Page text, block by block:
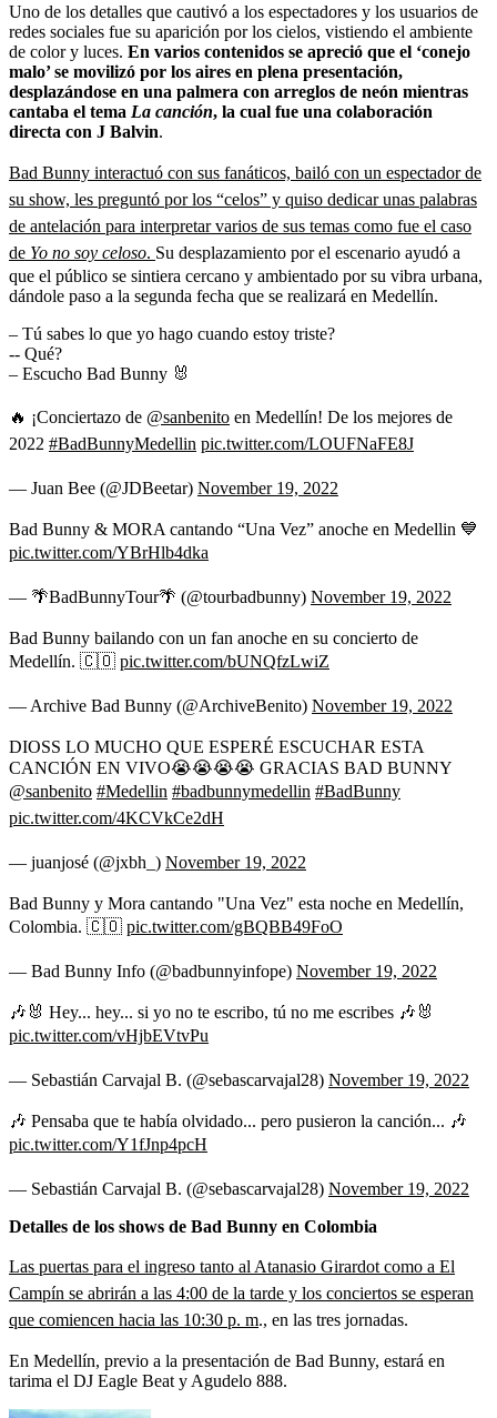
Uno de los detalles que cautivó a los espectadores y los usuarios de
redes sociales fue su aparición por los cielos, vistiendo el ambiente
de color y luces. En varios contenidos se apreció que el ‘conejo
malo’ se movilizó por los aires en plena presentación,
desplazándose en una palmera con arreglos de neón mientras
cantaba el tema La canción, la cual fue una colaboración
directa con J Balvin.
Bad Bunny interactuó con sus fanáticos, bailó con un espectador de
su show, les preguntó por los “celos” y quiso dedicar unas palabras
de antelación para interpretar varios de sus temas como fue el caso
de Yo no soy celoso. Su desplazamiento por el escenario ayudó a
que el público se sintiera cercano y ambientado por su vibra urbana,
dándole paso a la segunda fecha que se realizará en Medellín.
– Tú sabes lo que yo hago cuando estoy triste?
-- Qué?
– Escucho Bad Bunny 🐰
🔥 ¡Conciertazo de @sanbenito en Medellín! De los mejores de
2022 #BadBunnyMedellin pic.twitter.com/LOUFNaFE8J
— Juan Bee (@JDBeetar) November 19, 2022
Bad Bunny & MORA cantando “Una Vez” anoche en Medellin 💙
pic.twitter.com/YBrHlb4dka
— 🌴BadBunnyTour🌴 (@tourbadbunny) November 19, 2022
Bad Bunny bailando con un fan anoche en su concierto de
Medellín. 🇨🇴 pic.twitter.com/bUNQfzLwiZ
— Archive Bad Bunny (@ArchiveBenito) November 19, 2022
DIOSS LO MUCHO QUE ESPERÉ ESCUCHAR ESTA
CANCIÓN EN VIVO😭😭😭😭 GRACIAS BAD BUNNY
@sanbenito #Medellin #badbunnymedellin #BadBunny
pic.twitter.com/4KCVkCe2dH
— juanjosé (@jxbh_) November 19, 2022
Bad Bunny y Mora cantando "Una Vez" esta noche en Medellín,
Colombia. 🇨🇴 pic.twitter.com/gBQBB49FoO
— Bad Bunny Info (@badbunnyinfope) November 19, 2022
🎶🐰 Hey... hey... si yo no te escribo, tú no me escribes 🎶🐰
pic.twitter.com/vHjbEVtvPu
— Sebastián Carvajal B. (@sebascarvajal28) November 19, 2022
🎶 Pensaba que te había olvidado... pero pusieron la canción... 🎶
pic.twitter.com/Y1fJnp4pcH
— Sebastián Carvajal B. (@sebascarvajal28) November 19, 2022
Detalles de los shows de Bad Bunny en Colombia
Las puertas para el ingreso tanto al Atanasio Girardot como a El
Campín se abrirán a las 4:00 de la tarde y los conciertos se esperan
que comiencen hacia las 10:30 p. m., en las tres jornadas.
En Medellín, previo a la presentación de Bad Bunny, estará en
tarima el DJ Eagle Beat y Agudelo 888.